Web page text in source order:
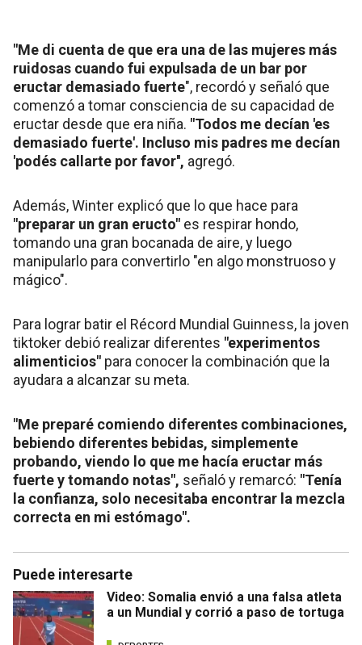
"Me di cuenta de que era una de las mujeres más
ruidosas cuando fui expulsada de un bar por
eructar demasiado fuerte", recordó y señaló que
comenzó a tomar consciencia de su capacidad de
eructar desde que era niña. "Todos me decían 'es
demasiado fuerte'. Incluso mis padres me decían
'podés callarte por favor'', agregó.
Además, Winter explicó que lo que hace para
"preparar un gran eructo" es respirar hondo,
tomando una gran bocanada de aire, y luego
manipularlo para convertirlo "en algo monstruoso y
mágico".
Para lograr batir el Récord Mundial Guinness, la joven
tiktoker debió realizar diferentes "experimentos
alimenticios" para conocer la combinación que la
ayudara a alcanzar su meta.
"Me preparé comiendo diferentes combinaciones,
bebiendo diferentes bebidas, simplemente
probando, viendo lo que me hacía eructar más
fuerte y tomando notas", señaló y remarcó: "Tenía
la confianza, solo necesitaba encontrar la mezcla
correcta en mi estómago".
Puede interesarte
Video: Somalia envió a una falsa atleta
a un Mundial y corrió a paso de tortuga